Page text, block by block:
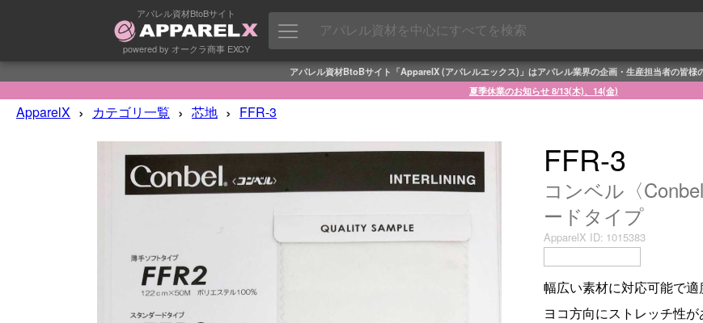
アパレル資材BtoBサイト
powered by オークラ商事 EXCY
アパレル資材BtoBサイト「ApparelX (アパレルエックス)」はアパレル業界の企画・生産担当者の皆様
夏季休業のお知らせ 8/13(木)、14(金)
ApparelX › カテゴリ一覧 › 芯地 › FFR-3
FFR-3
コンベル〈
ードタイプ
ApparelX ID: 1015383
幅広い素材に対応可能で
ヨコ方向にストレッチ性